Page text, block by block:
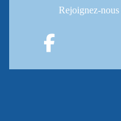
Rejoignez-nous